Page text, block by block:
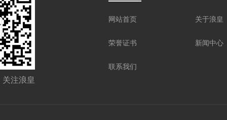
关注浪皇
网站首页 关于浪皇
荣誉证书 新闻中心
联系我们